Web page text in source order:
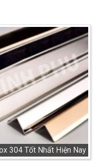
304 Tốt Nhất Hiện Nay